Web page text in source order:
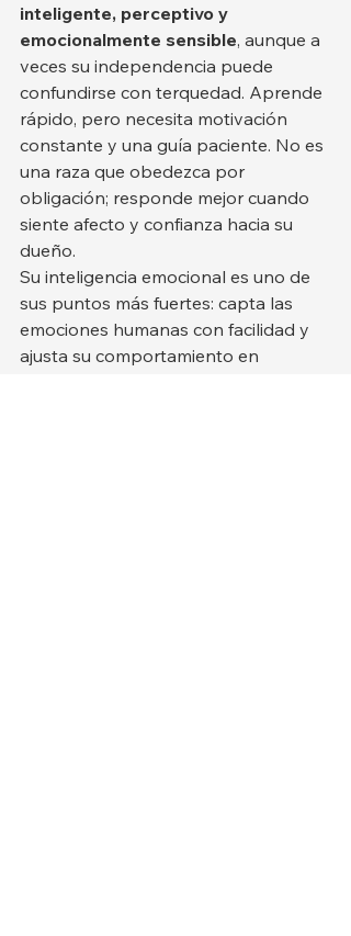
inteligente, perceptivo y
emocionalmente sensible, aunque a
veces su independencia puede
confundirse con terquedad. Aprende
rápido, pero necesita motivación
constante y una guía paciente. No es
una raza que obedezca por
obligación; responde mejor cuando
siente afecto y confianza hacia su
dueño.
Su inteligencia emocional es uno de
sus puntos más fuertes: capta las
emociones humanas con facilidad y
ajusta su comportamiento en